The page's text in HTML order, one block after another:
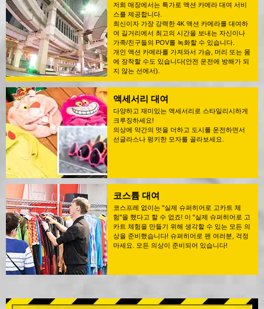
저희 매장에서는 특가로 액션 카메라 대여 서비
스를 제공합니다.
최신이자 가장 강력한 4K 액션 카메라를 대여하
여 길거리에서 최고의 시간을 보내는 자신이나
가족/친구들의 POV를 녹화할 수 있습니다.
개인 액션 카메라를 가져와서 가슴, 머리 또는 몸
에 장착할 수도 있습니다(안전 운전에 방해가 되
지 않는 선에서).
액세서리 대여
다양하고 재미있는 액세서리로 스타일리시하게
크루징하세요!
의상에 약간의 멋을 더하고 도시를 운전하면서
선글라스나 펑키한 모자를 골라보세요.
코스튬 대여
코스프레 없이는 "실제 슈퍼히어로 고카트 체
험"을 했다고 할 수 없죠! 이 "실제 슈퍼히어로 고
카트 체험을 만들기 위해 생각할 수 있는 모든 의
상을 준비했습니다! 슈퍼히어로 팬 여러분, 걱정
마세요. 모든 의상이 준비되어 있습니다!